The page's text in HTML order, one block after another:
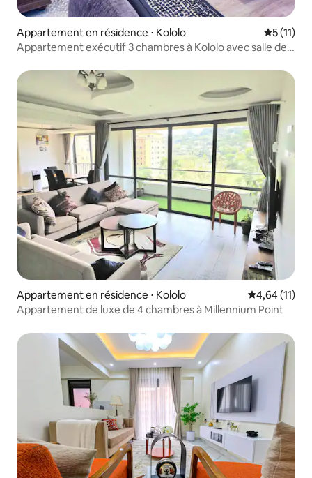
Appartement en résidence ⋅ Kololo
5 (11)
Appartement exécutif 3 chambres à Kololo avec salle de
Appartement en résidence ⋅ Kololo Évaluation
4,64 (11)
Appartement de luxe de 4 chambres à Millennium Point